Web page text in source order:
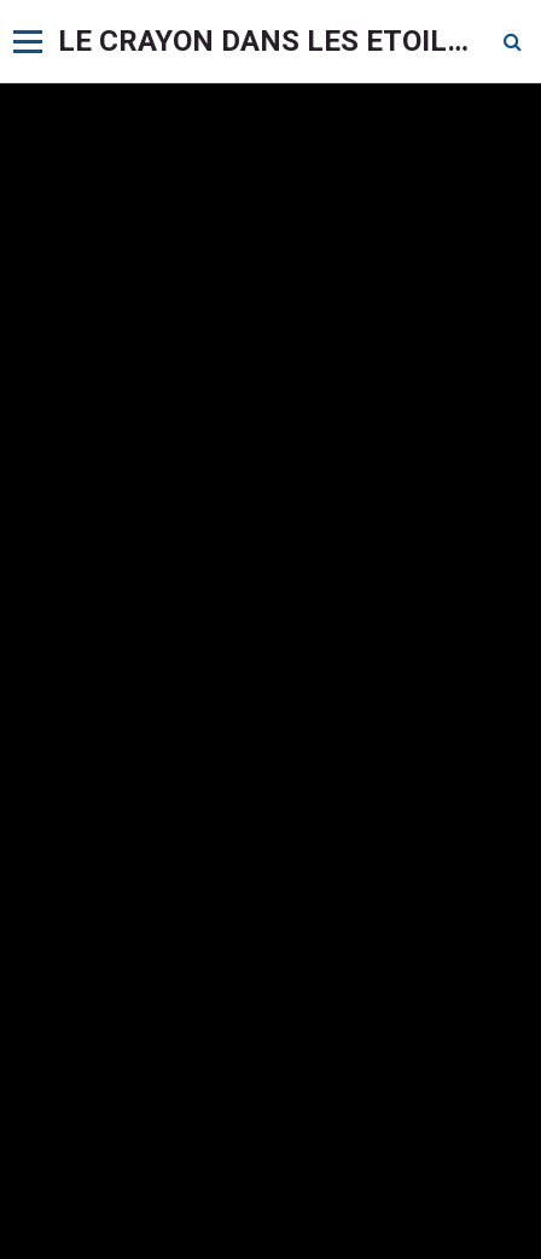
LE CRAYON DANS LES ETOILES